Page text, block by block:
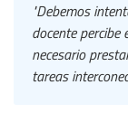
"Debemos
docente percibe
necesario
tareas